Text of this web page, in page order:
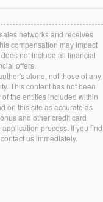
networks and receives
compensation may impact
not include all financial
offers.
alone, not those of any
This content has not been
the entities included within
on this site as accurate as
and other credit card
process. If you find
us immediately.